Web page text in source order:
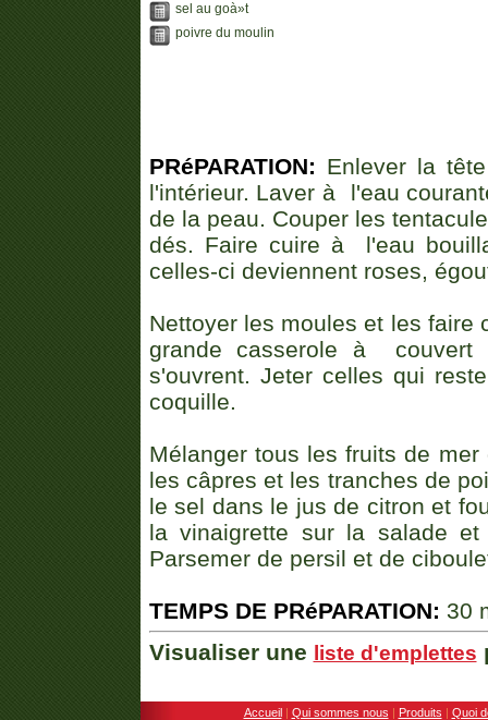
sel au goà»t
poivre du moulin
PRéPARATION: Enlever la
l'intérieur. Laver à l'eau
de la peau. Couper les
dés. Faire cuire à l'eau
celles-ci deviennent roses,
Nettoyer les moules et les
grande casserole à couvert
s'ouvrent. Jeter celles qui
coquille.
Mélanger tous les fruits de
les câpres et les tranches de
le sel dans le jus de citron et
la vinaigrette sur la salade
Parsemer de persil et de
TEMPS DE PRéPARATION: 30
Visualiser une liste d'emplettes
Accueil | Qui sommes nous | Produits | Quoi